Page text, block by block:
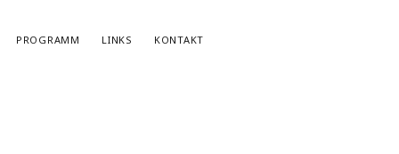
PROGRAMM LINKS KONTAKT